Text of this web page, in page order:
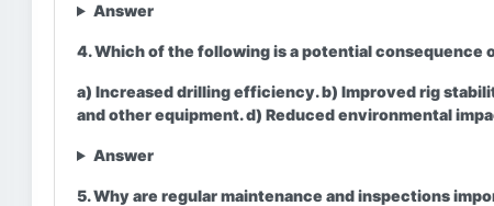
Answer
4. Which of the following is a potential consequence
a) Increased drilling efficiency. b) Improved rig
and other equipment. d) Reduced environmental
Answer
5. Why are regular maintenance and inspections